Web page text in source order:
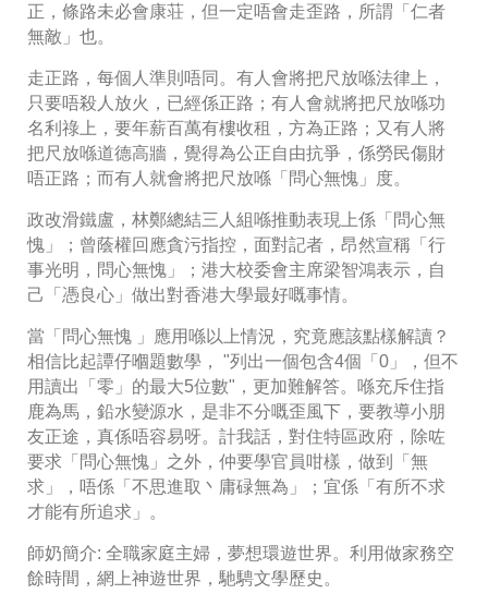
正，條路未必會康荘，但一定唔會走歪路，所謂「仁者
無敵」也。
走正路，每個人準則唔同。有人會將把尺放喺法律上，
只要唔殺人放火，已經係正路；有人會就將把尺放喺功
名利祿上，要年薪百萬有樓收租，方為正路；又有人將
把尺放喺道德高牆，覺得為公正自由抗爭，係勞民傷財
唔正路；而有人就會將把尺放喺「問心無愧」度。
政改滑鐵盧，林鄭總結三人組喺推動表現上係「問心無
愧」；曾蔭權回應貪污指控，面對記者，昂然宣稱「行
事光明，問心無愧」；港大校委會主席梁智鴻表示，自
己「憑良心」做出對香港大學最好嘅事情。
當「問心無愧 」應用喺以上情況，究竟應該點樣解讀？
相信比起譚仔嗰題數學， "列出一個包含4個「0」，但不
用讀出「零」的最大5位數"，更加難解答。喺充斥住指
鹿為馬，鉛水變源水，是非不分嘅歪風下，要教導小朋
友正途，真係唔容易呀。計我話，對住特區政府，除咗
要求「問心無愧」之外，仲要學官員咁樣，做到「無
求」，唔係「不思進取丶庸碌無為」；宜係「有所不求
才能有所追求」。
師奶簡介: 全職家庭主婦，夢想環遊世界。利用做家務空
餘時間，網上神遊世界，馳騁文學歷史。